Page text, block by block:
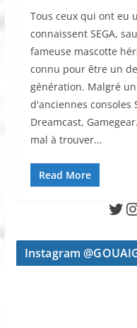
Tous ceux qui ont eu
connaissent SEGA,
fameuse mascotte
connu pour être un
génération. Malgré
d'anciennes consoles
Dreamcast,
mal à trouver…
Read More
Twitter
Instagram